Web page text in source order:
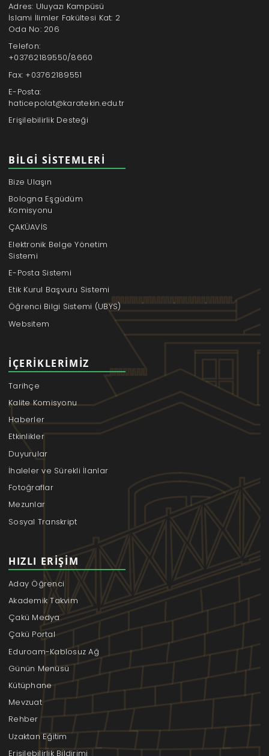
Adres: Uluyazı Kampüsü
İslami İlimler Fakültesi Kat: 2
Oda No: 206
Telefon:
+03762189550/8660
Fax: +03762189551
E-Posta:
haticepolat@karatekin.edu.tr
Erişilebilirlik Desteği
BILGI SISTEMLERI
Bize Ulaşın
Bologna Eşgüdüm
Komisyonu
ÇAKÜAVİS
Elektronik Belge Yönetim
Sistemi
E-Posta Sistemi
Etik Kurul Başvuru Sistemi
Öğrenci Bilgi Sistemi (UBYS)
Websitem
İÇERIKLERIMIZ
Tarihçe
Kalite Komisyonu
Haberler
Etkinlikler
Duyurular
İhaleler ve Sürekli İlanlar
Fotoğraflar
Mezunlar
Sosyal Transkript
HIZLI ERIŞIM
Aday Öğrenci
Akademik Takvim
Çakü Medya
Çakü Portal
Eduroam-Kablosuz Ağ
Günün Menüsü
Kütüphane
Mevzuat
Rehber
Uzaktan Eğitim
Erişilebilirlik Bildirimi